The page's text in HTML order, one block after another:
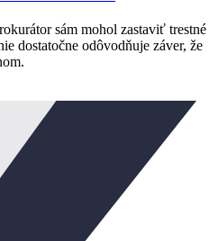
sám mohol zastaviť trestné
dostatočne odôvodňuje záver, že